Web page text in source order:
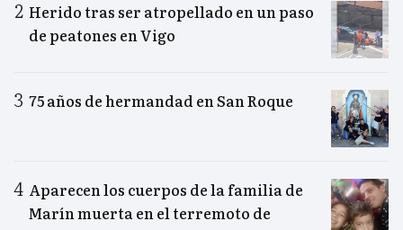
Herido tras ser atropellado en un paso
de peatones en Vigo
75 años de hermandad en San Roque
Aparecen los cuerpos de la familia de
Marín muerta en el terremoto de